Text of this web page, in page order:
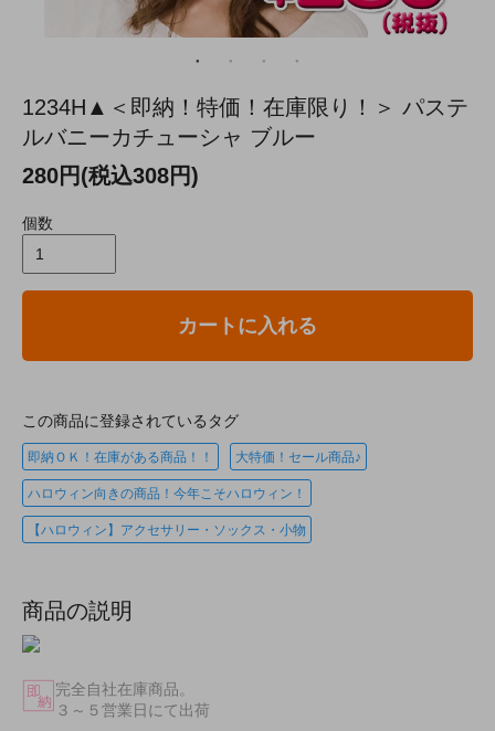
1234H▲＜即納！特価！在庫限り！＞ パステ
ルバニーカチューシャ ブルー
280円(税込308円)
個数
カートに入れる
この商品に登録されているタグ
即納ＯＫ！在庫がある商品！！ 大特価！セール商品♪
ハロウィン向きの商品！今年こそハロウィン！
【ハロウィン】アクセサリー・ソックス・小物
商品の説明
完全自社在庫商品。
３～５営業日にて出荷